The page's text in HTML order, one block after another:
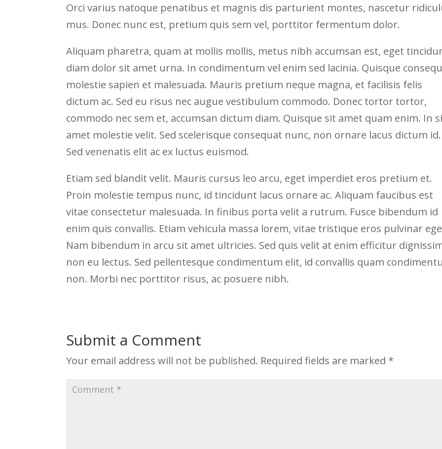
Orci varius natoque penatibus et magnis dis parturient montes, nascetur
mus. Donec nunc est, pretium quis sem vel, porttitor fermentum dolor.
Aliquam pharetra, quam at mollis mollis, metus nibh accumsan est, eget
diam dolor sit amet urna. In condimentum vel enim sed lacinia. Quisque
molestie sapien et malesuada. Mauris pretium neque magna, et facilisis felis
dictum ac. Sed eu risus nec augue vestibulum commodo. Donec tortor tortor,
commodo nec sem et, accumsan dictum diam. Quisque sit amet quam enim. In
amet molestie velit. Sed scelerisque consequat nunc, non ornare lacus dictum id.
Sed venenatis elit ac ex luctus euismod.
Etiam sed blandit velit. Mauris cursus leo arcu, eget imperdiet eros pretium et.
Proin molestie tempus nunc, id tincidunt lacus ornare ac. Aliquam faucibus est
vitae consectetur malesuada. In finibus porta velit a rutrum. Fusce bibendum id
enim quis convallis. Etiam vehicula massa lorem, vitae tristique eros pulvinar
Nam bibendum in arcu sit amet ultricies. Sed quis velit at enim efficitur
non eu lectus. Sed pellentesque condimentum elit, id convallis quam
non. Morbi nec porttitor risus, ac posuere nibh.
Submit a Comment
Your email address will not be published. Required fields are marked *